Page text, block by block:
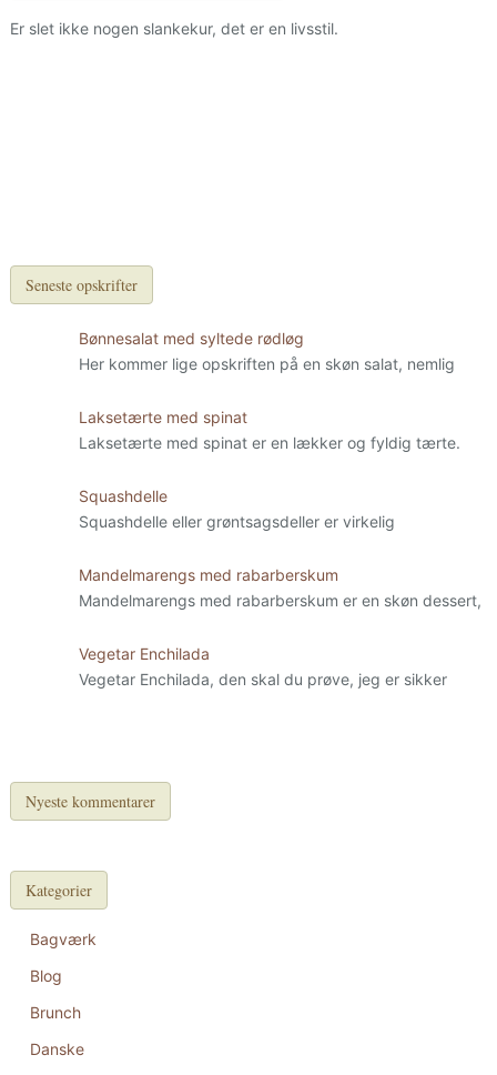
Er slet ikke nogen slankekur, det er en livsstil.
Seneste opskrifter
Bønnesalat med syltede rødløg
Her kommer lige opskriften på en skøn salat, nemlig
Laksetærte med spinat
Laksetærte med spinat er en lækker og fyldig tærte.
Squashdelle
Squashdelle eller grøntsagsdeller er virkelig
Mandelmarengs med rabarberskum
Mandelmarengs med rabarberskum er en skøn dessert,
Vegetar Enchilada
Vegetar Enchilada, den skal du prøve, jeg er sikker
Nyeste kommentarer
Kategorier
Bagværk
Blog
Brunch
Danske